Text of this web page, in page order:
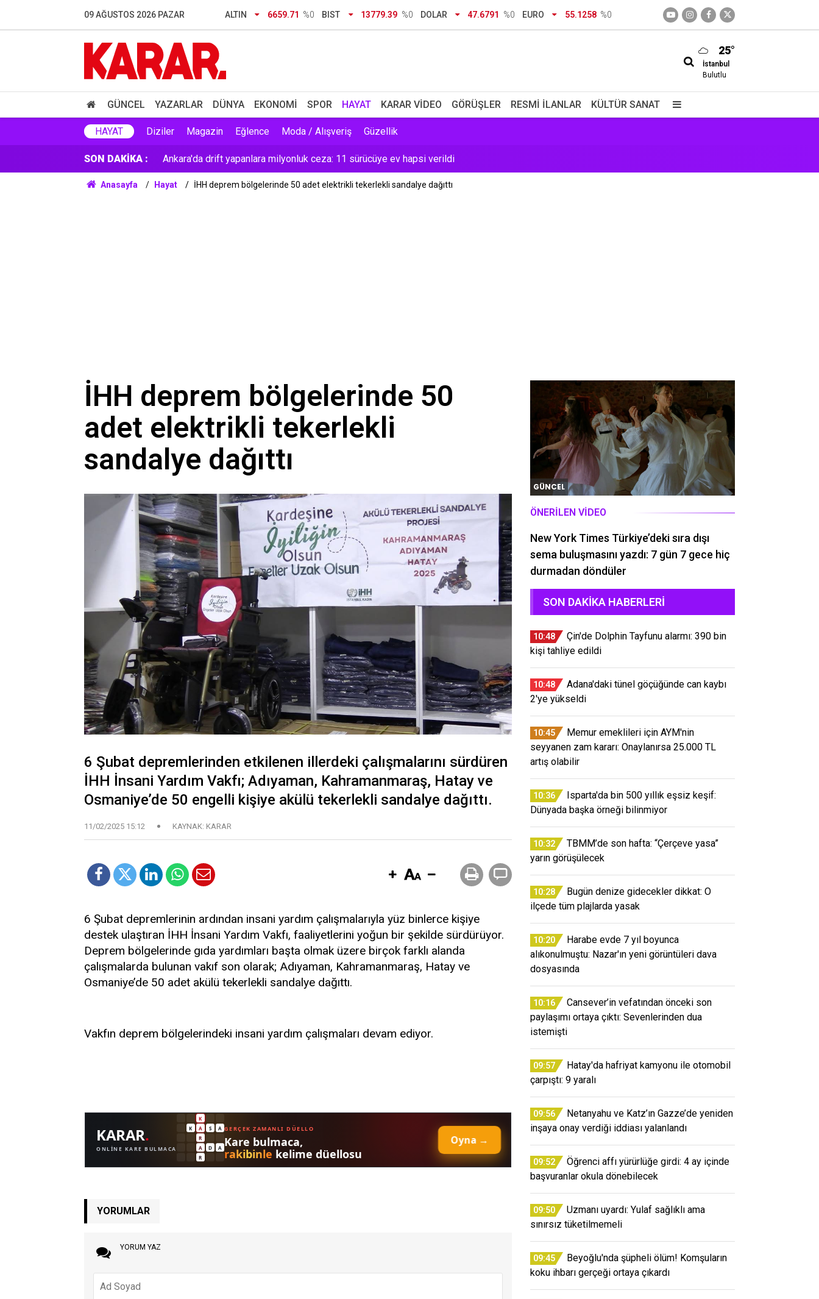
09 AĞUSTOS 2026 PAZAR ALTIN 6659.71 %0 BIST 13779.39 %0 DOLAR 47.6791 %0 EURO 55.1258 %0
25°
İstanbul
Bulutlu
GÜNCEL YAZARLAR DÜNYA EKONOMI SPOR HAYAT KARAR VIDEO GÖRÜŞLER RESMI İLANLAR KÜLTÜR SANAT
HAYAT Diziler Magazin Eğlence Moda / Alışveriş Güzellik
SON DAKİKA :
Beyoğlu'nda şüpheli ölüm! Komşuların koku ihbarı gerçeği ortaya çıkardı
YKS tercihleri yarın sona eriyor
Ankara'da drift yapanlara milyonluk ceza: 11 sürücüye ev hapsi verildi
İstanbul'da korkutan olay! Balkon çöktü, bina tahliye edildi
YENİ Parti'nin 'Çerçeve Yasa' kararı belli oldu: Genel Kurul'da 'evet' diyecek
Anasayfa Hayat İHH deprem bölgelerinde 50 adet elektrikli tekerlekli sandalye dağıttı
İHH deprem bölgelerinde 50
adet elektrikli tekerlekli
sandalye dağıttı
6 Şubat depremlerinden etkilenen illerdeki çalışmalarını sürdüren
İHH İnsani Yardım Vakfı; Adıyaman, Kahramanmaraş, Hatay ve
Osmaniye’de 50 engelli kişiye akülü tekerlekli sandalye dağıttı.
11/02/2025 15:12 KAYNAK: KARAR
6 Şubat depremlerinin ardından insani yardım çalışmalarıyla yüz binlerce kişiye
destek ulaştıran İHH İnsani Yardım Vakfı, faaliyetlerini yoğun bir şekilde sürdürüyor.
Deprem bölgelerinde gıda yardımları başta olmak üzere birçok farklı alanda
çalışmalarda bulunan vakıf son olarak; Adıyaman, Kahramanmaraş, Hatay ve
Osmaniye’de 50 adet akülü tekerlekli sandalye dağıttı.
Vakfın deprem bölgelerindeki insani yardım çalışmaları devam ediyor.
YORUMLAR
YORUM YAZ
GÜNCEL
ÖNERILEN VIDEO
New York Times Türkiye’deki sıra dışı
sema buluşmasını yazdı: 7 gün 7 gece hiç
durmadan döndüler
SON DAKIKA HABERLERI
10:48
Çin'de Dolphin Tayfunu alarmı: 390 bin
kişi tahliye edildi
10:48
Adana'daki tünel göçüğünde can kaybı
2'ye yükseldi
10:45
Memur emeklileri için AYM'nin
seyyanen zam kararı: Onaylanırsa 25.000 TL
artış olabilir
10:36
Isparta'da bin 500 yıllık eşsiz keşif:
Dünyada başka örneği bilinmiyor
10:32
TBMM’de son hafta: “Çerçeve yasa”
yarın görüşülecek
10:28
Bugün denize gidecekler dikkat: O
ilçede tüm plajlarda yasak
10:20
Harabe evde 7 yıl boyunca
alıkonulmuştu: Nazar'ın yeni görüntüleri dava
dosyasında
10:16
Cansever’in vefatından önceki son
paylaşımı ortaya çıktı: Sevenlerinden dua
istemişti
09:57
Hatay'da hafriyat kamyonu ile otomobil
çarpıştı: 9 yaralı
09:56
Netanyahu ve Katz’ın Gazze’de yeniden
inşaya onay verdiği iddiası yalanlandı
09:52
Öğrenci affı yürürlüğe girdi: 4 ay içinde
başvuranlar okula dönebilecek
09:50
Uzmanı uyardı: Yulaf sağlıklı ama
sınırsız tüketilmemeli
09:45
Beyoğlu'nda şüpheli ölüm! Komşuların
koku ihbarı gerçeği ortaya çıkardı